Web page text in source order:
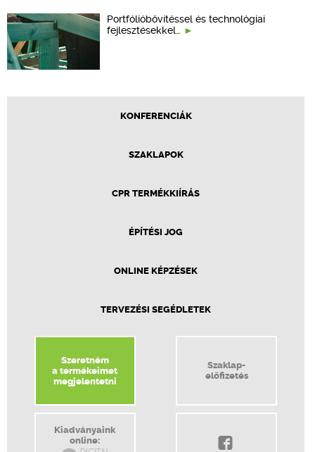
Portfólióbővítéssel és technológiai
fejlesztésekkel…
KONFERENCIÁK
SZAKLAPOK
CPR TERMÉKKIÍRÁS
ÉPÍTÉSI JOG
ONLINE KÉPZÉSEK
TERVEZÉSI SEGÉDLETEK
Szeretném
a termékeimet
megjelentetni
Szaklap-
előfizetés
Kiadványaink
online: